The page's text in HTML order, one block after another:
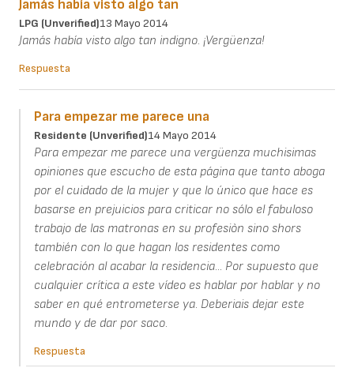
Jamás había visto algo tan
LPG (unverified)13 Mayo 2014
Jamás había visto algo tan indigno. ¡Vergüenza!
Respuesta
Para empezar me parece una
Residente (unverified)14 Mayo 2014
Para empezar me parece una vergüenza muchisimas
opiniones que escucho de esta página que tanto aboga
por el cuidado de la mujer y que lo único que hace es
basarse en prejuicios para criticar no sólo el fabuloso
trabajo de las matronas en su profesiòn sino shors
también con lo que hagan los residentes como
celebración al acabar la residencia... Por supuesto que
cualquier crítica a este vídeo es hablar por hablar y no
saber en qué entrometerse ya. Deberiais dejar este
mundo y de dar por saco.
Respuesta